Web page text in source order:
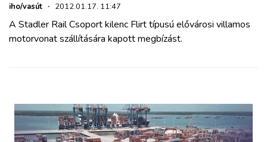
iho/vasút · 2012.01.17. 11:47
A Stadler Rail Csoport kilenc Flirt típusú elővárosi villamos
motorvonat szállítására kapott megbízást.